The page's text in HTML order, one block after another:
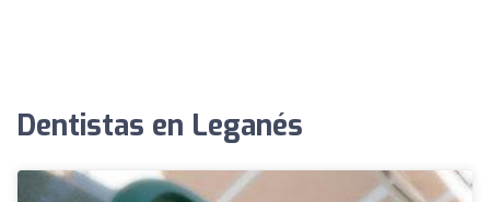
Dentistas en Leganés